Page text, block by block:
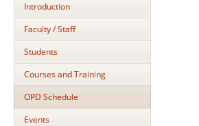
Introduction
Faculty / Staff
Students
Courses and Training
OPD Schedule
Events